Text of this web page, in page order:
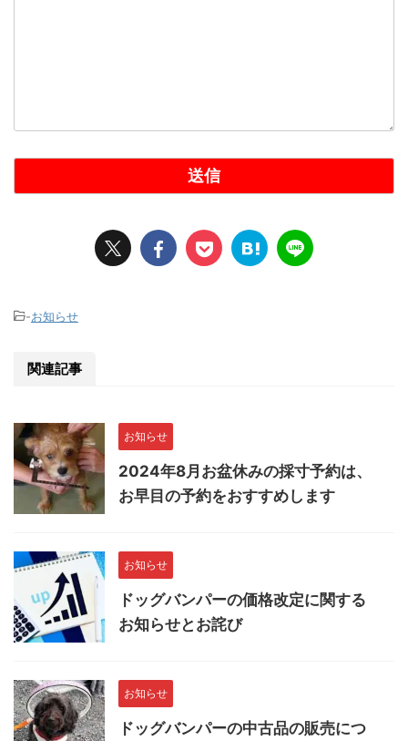
-お知らせ
関連記事
お知らせ
2024年8月お盆休みの採寸予約は、
お早目の予約をおすすめします
お知らせ
ドッグバンパーの価格改定に関する
お知らせとお詫び
お知らせ
ドッグバンパーの中古品の販売につ